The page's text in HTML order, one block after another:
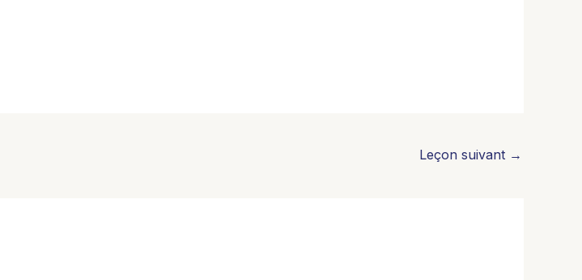
Leçon suivant →